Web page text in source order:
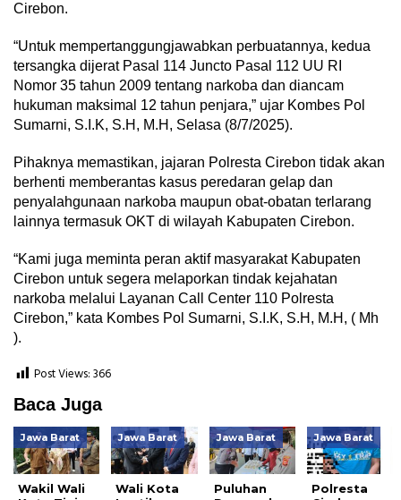
Cirebon.
“Untuk mempertanggungjawabkan perbuatannya, kedua
tersangka dijerat Pasal 114 Juncto Pasal 112 UU RI
Nomor 35 tahun 2009 tentang narkoba dan diancam
hukuman maksimal 12 tahun penjara,” ujar Kombes Pol
Sumarni, S.I.K, S.H, M.H, Selasa (8/7/2025).
Pihaknya memastikan, jajaran Polresta Cirebon tidak akan
berhenti memberantas kasus peredaran gelap dan
penyalahgunaan narkoba maupun obat-obatan terlarang
lainnya termasuk OKT di wilayah Kabupaten Cirebon.
“Kami juga meminta peran aktif masyarakat Kabupaten
Cirebon untuk segera melaporkan tindak kejahatan
narkoba melalui Layanan Call Center 110 Polresta
Cirebon,” kata Kombes Pol Sumarni, S.I.K, S.H, M.H, ( Mh
).
Post Views:366
Baca Juga
Jawa Barat
Wakil Wali
Jawa Barat
Wali Kota
Jawa Barat
Puluhan
Jawa Barat
Polresta